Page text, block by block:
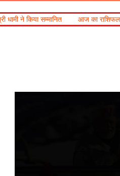
आज का राशिफल खेल महाकुंभ 2026ः